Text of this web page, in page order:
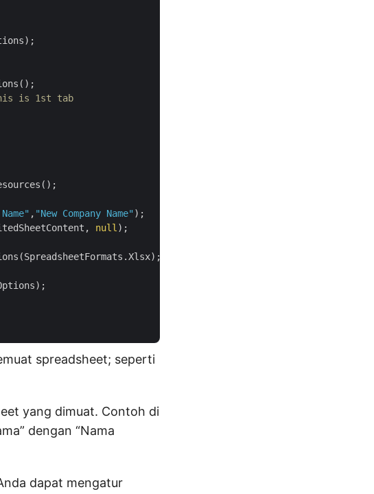
is 1st tab
, "New Company Name" );
null );
spreadsheet; seperti
yang dimuat. Contoh di
dengan “Nama
dapat mengatur